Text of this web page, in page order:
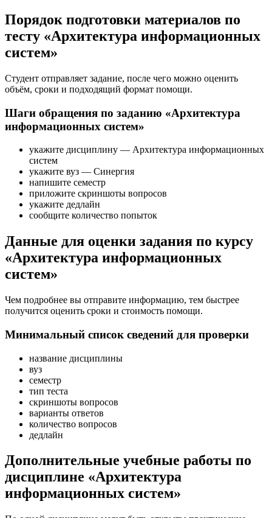
Порядок подготовки материалов по
тесту «Архитектура информационных
систем»
Студент отправляет задание, после чего можно оценить
объём, сроки и подходящий формат помощи.
Шаги обращения по заданию «Архитектура
информационных систем»
укажите дисциплину — Архитектура информационных
систем
укажите вуз — Синергия
напишите семестр
приложите скриншоты вопросов
укажите дедлайн
сообщите количество попыток
Данные для оценки задания по курсу
«Архитектура информационных
систем»
Чем подробнее вы отправите информацию, тем быстрее
получится оценить сроки и стоимость помощи.
Минимальный список сведений для проверки
название дисциплины
вуз
семестр
тип теста
скриншоты вопросов
варианты ответов
количество вопросов
дедлайн
Дополнительные учебные работы по
дисциплине «Архитектура
информационных систем»